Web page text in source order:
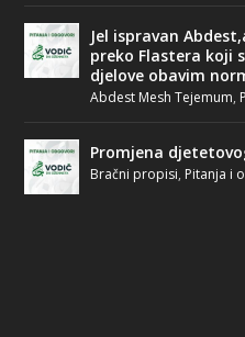
Jel ispravan
preko Flastera koji
djelove obavim
Abdest Mesh Tejemum,
Promjena
Bračni propisi, Pitanja i